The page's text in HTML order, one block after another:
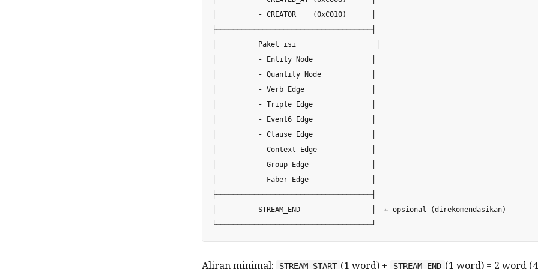
│          - CREATOR    (0xC010)      │
├─────────────────────────────────────┤
│          Paket isi                   │
│          - Entity Node              │
│          - Quantity Node            │
│          - Verb Edge                │
│          - Triple Edge              │
│          - Event6 Edge              │
│          - Clause Edge              │
│          - Context Edge             │
│          - Group Edge               │
│          - Faber Edge               │
├─────────────────────────────────────┤
│          STREAM_END                 │  ← opsional (direkomendasikan)
Aliran minimal: STREAM_START (1 word) + STREAM_END (1 word) = 2 word